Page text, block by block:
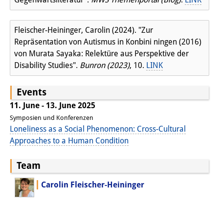
Fleischer-Heininger, Carolin (2024). "Zur
Repräsentation von Autismus in Konbini ningen (2016)
von Murata Sayaka: Relektüre aus Perspektive der
Disability Studies". Bunron (2023), 10. LINK
Events
11. June - 13. June 2025
Symposien und Konferenzen
Loneliness as a Social Phenomenon: Cross-Cultural
Approaches to a Human Condition
Team
Carolin Fleischer-Heininger